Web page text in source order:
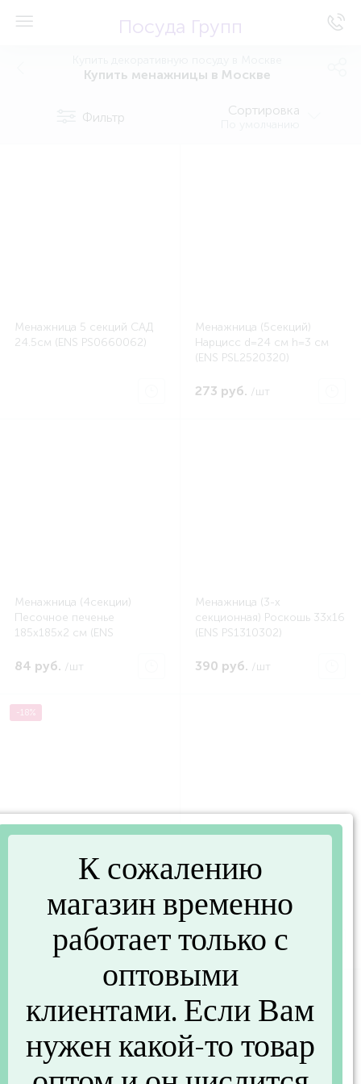
Посуда Групп
Купить менажницы в Москве
Фильтр Сортировка
Менажница 5 секций САД
24.5см (ENS PS0660062)
Менажница (5секций)
Нарцисс d=24 см h=3 см
(ENS PSL2520320)
273 руб. /шт
Менажница (4секции)
Песочное печенье
185x185x2 см (ENS
84 руб. /шт
Менажница (3-х
секционная) Роскошь 33х16
(ENS PS1310302)
390 руб. /шт
-18%
Менажница 3-х секц. WL-
WL992584/A)
375 руб. /шт
458 руб.
Менажница 5 секций САД
390 руб. /шт
К сожалению
магазин временно
работает только с
оптовыми
клиентами. Если Вам
нужен какой-то товар